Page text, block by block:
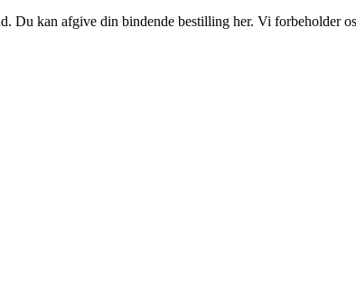
kan afgive din bindende bestilling her. Vi forbeholder